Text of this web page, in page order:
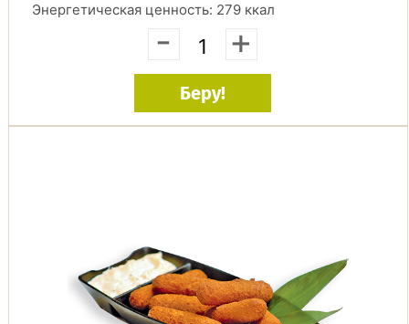
Энергетическая ценность: 279 ккал
- +
Беру!